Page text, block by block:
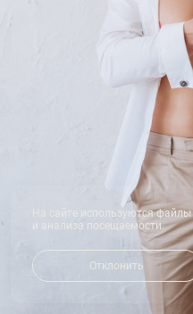
На сайте используются
и анализа посещаемости.
Отклонить